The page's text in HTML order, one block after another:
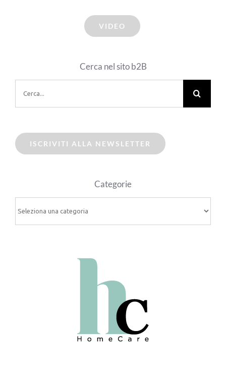
VIDEO
Cerca nel sito b2B
per:
ISCRIVITI ALLA NEWSLETTER
Categorie